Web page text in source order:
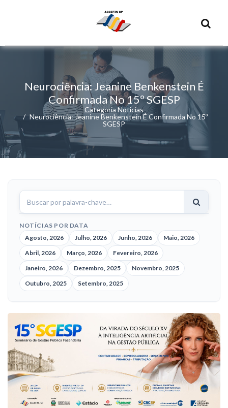
Neurociência: Jeanine Benkenstein É
Confirmada No 15º SGESP
Categoria Noticias
Neurociência: Jeanine Benkenstein É Confirmada No 15º
SGESP
Buscar
notícias
NOTÍCIAS POR DATA
Agosto, 2026
Julho, 2026 Junho, 2026
Maio, 2026
Abril, 2026
Março, 2026
Fevereiro, 2026
Janeiro, 2026
Dezembro, 2025
Novembro, 2025
Outubro, 2025
Setembro, 2025